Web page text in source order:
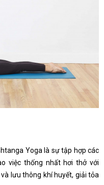
Yoga là sự tập hợp các
việc thống nhất hơi thở với
lưu thông khí huyết, giải tỏa